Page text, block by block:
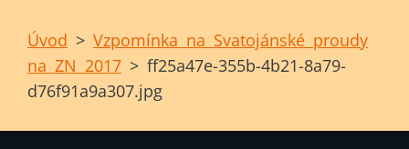
Úvod > Vzpomínka na Svatojánské proudy
na ZN 2017 > ff25a47e-355b-4b21-8a79-
d76f91a9a307.jpg